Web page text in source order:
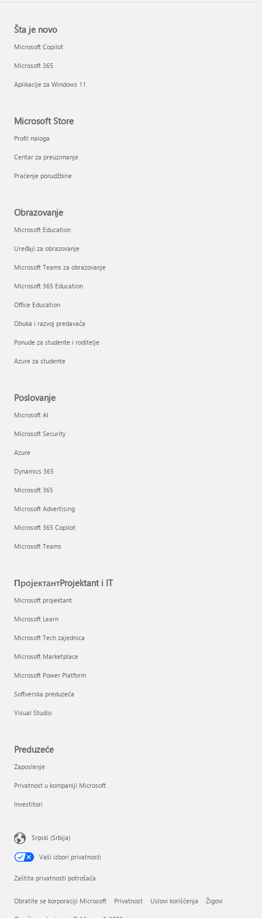
Šta je novo
Microsoft Copilot
Microsoft 365
Aplikacije za Windows 11
Microsoft Store
Profil naloga
Centar za preuzimanje
Praćenje porudžbine
Obrazovanje
Microsoft Education
Uređaji za obrazovanje
Microsoft Teams za obrazovanje
Microsoft 365 Education
Office Education
Obuka i razvoj predavača
Ponude za studente i roditelje
Azure za studente
Poslovanje
Microsoft AI
Microsoft Security
Azure
Dynamics 365
Microsoft 365
Microsoft Advertising
Microsoft 365 Copilot
Microsoft Teams
ПројектантProjektant i IT
Microsoft projektant
Microsoft Learn
Microsoft Tech zajednica
Microsoft Marketplace
Microsoft Power Platform
Softverska preduzeća
Visual Studio
Preduzeće
Zaposlenje
Privatnost u kompaniji Microsoft
Investitori
Srpski (Srbija)
Vaši izbori privatnosti
Zaštita privatnosti potrošača
Obratite se korporaciji Microsoft Privatnost Uslovi korišćenja Žigovi